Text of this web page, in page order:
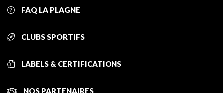
FAQ LA PLAGNE
CLUBS SPORTIFS
LABELS & CERTIFICATIONS
NOS PARTENAIRES